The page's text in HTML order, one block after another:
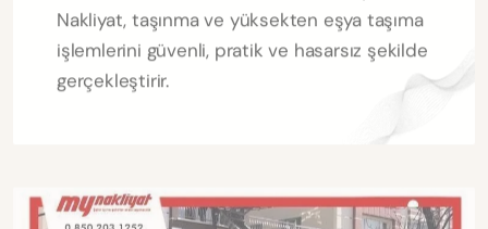
Nakliyat, taşınma ve yüksekten eşya taşıma
işlemlerini güvenli, pratik ve hasarsız şekilde
gerçekleştirir.